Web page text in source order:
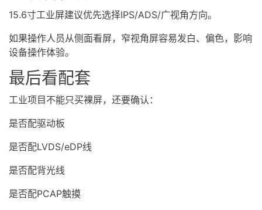
15.6寸工业屏建议优先选择IPS/ADS/广视角方向。
如果操作人员从侧面看屏，窄视角屏容易发白、偏色，影响
设备操作体验。
最后看配套
工业项目不能只买裸屏，还要确认：
是否配驱动板
是否配LVDS/eDP线
是否配背光线
是否配PCAP触摸